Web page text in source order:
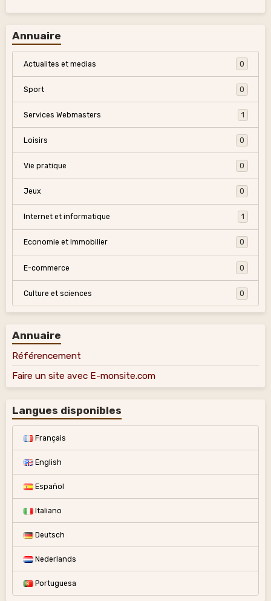
Annuaire
Actualites et medias 0
Sport 0
Services Webmasters 1
Loisirs 0
Vie pratique 0
Jeux 0
Internet et informatique 1
Economie et Immobilier 0
E-commerce 0
Culture et sciences 0
Annuaire
Référencement
Faire un site avec E-monsite.com
Langues disponibles
Français
English
Español
Italiano
Deutsch
Nederlands
Portuguesa